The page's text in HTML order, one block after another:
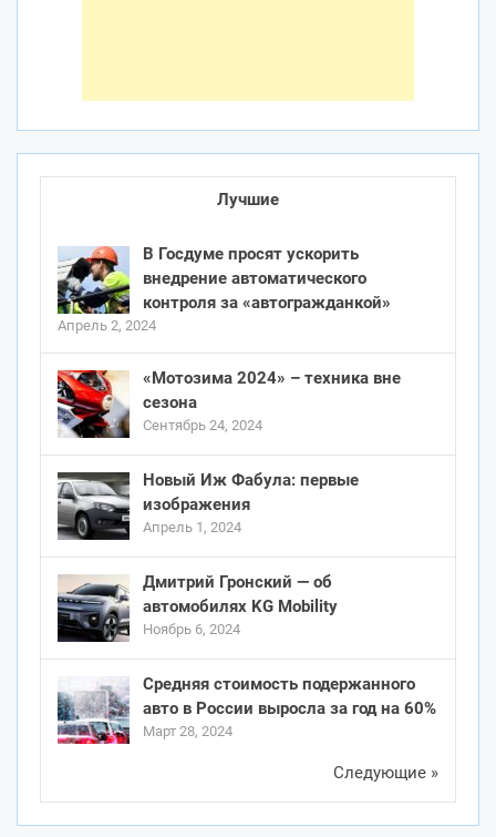
Лучшие
В Госдуме просят ускорить
внедрение автоматического
контроля за «автогражданкой»
Апрель 2, 2024
«Мотозима 2024» – техника вне
сезона
Сентябрь 24, 2024
Новый Иж Фабула: первые
изображения
Апрель 1, 2024
Дмитрий Гронский — об
автомобилях KG Mobility
Ноябрь 6, 2024
Средняя стоимость подержанного
авто в России выросла за год на 60%
Март 28, 2024
Следующие »